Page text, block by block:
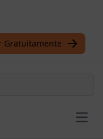
Gratuitamente